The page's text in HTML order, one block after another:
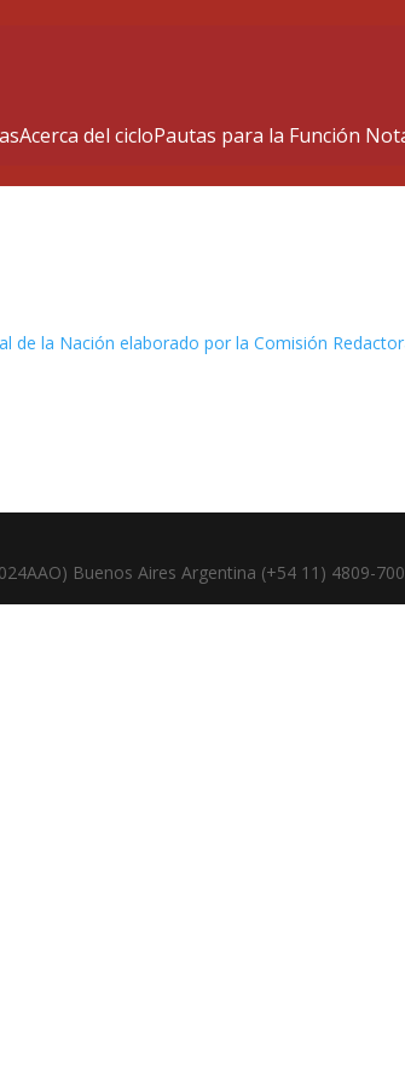
Acerca del cicloPautas para la Función
de la Nación elaborado por la Comisión
Buenos Aires Argentina (+54 11) 4809-